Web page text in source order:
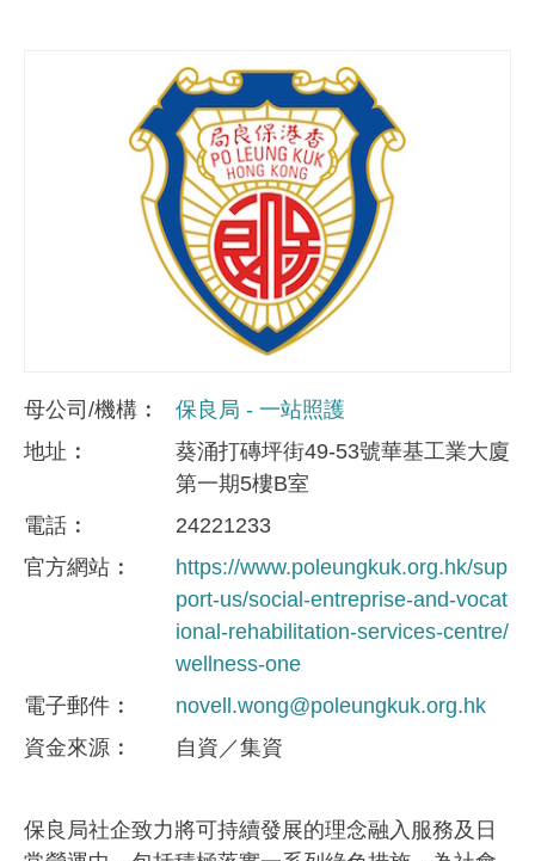
母公司/機構
保良局 - 一站照護
地址
葵涌打磚坪街49-53號華基工業大廈
第一期5樓B室
電話
24221233
官方網站
https://www.poleungkuk.org.hk/sup
port-us/social-entreprise-and-vocat
ional-rehabilitation-services-centre/
wellness-one
電子郵件
novell.wong@poleungkuk.org.hk
資金來​源
自資／集資
保良局社企致力將可持續發展的理念融入服務及日